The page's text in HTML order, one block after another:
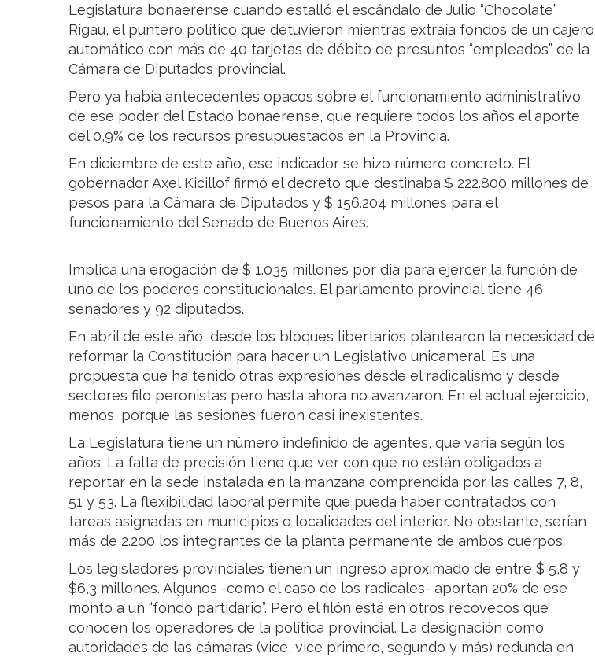
Legislatura bonaerense cuando estalló el escándalo de Julio “Chocolate”
Rigau, el puntero político que detuvieron mientras extraía fondos de un cajero
automático con más de 40 tarjetas de débito de presuntos “empleados” de la
Cámara de Diputados provincial.
Pero ya había antecedentes opacos sobre el funcionamiento administrativo
de ese poder del Estado bonaerense, que requiere todos los años el aporte
del 0,9% de los recursos presupuestados en la Provincia.
En diciembre de este año, ese indicador se hizo número concreto. El
gobernador Axel Kicillof firmó el decreto que destinaba $ 222.800 millones de
pesos para la Cámara de Diputados y $ 156.204 millones para el
funcionamiento del Senado de Buenos Aires.
Implica una erogación de $ 1.035 millones por día para ejercer la función de
uno de los poderes constitucionales. El parlamento provincial tiene 46
senadores y 92 diputados.
En abril de este año, desde los bloques libertarios plantearon la necesidad de
reformar la Constitución para hacer un Legislativo unicameral. Es una
propuesta que ha tenido otras expresiones desde el radicalismo y desde
sectores filo peronistas pero hasta ahora no avanzaron. En el actual ejercicio,
menos, porque las sesiones fueron casi inexistentes.
La Legislatura tiene un número indefinido de agentes, que varía según los
años. La falta de precisión tiene que ver con que no están obligados a
reportar en la sede instalada en la manzana comprendida por las calles 7, 8,
51 y 53. La flexibilidad laboral permite que pueda haber contratados con
tareas asignadas en municipios o localidades del interior. No obstante, serían
más de 2.200 los integrantes de la planta permanente de ambos cuerpos.
Los legisladores provinciales tienen un ingreso aproximado de entre $ 5,8 y
$6,3 millones. Algunos -como el caso de los radicales- aportan 20% de ese
monto a un “fondo partidario”. Pero el filón está en otros recovecos que
conocen los operadores de la política provincial. La designación como
autoridades de las cámaras (vice, vice primero, segundo y más) redunda en